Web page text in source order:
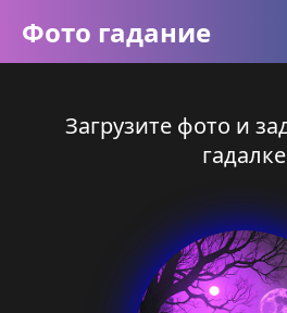
Фото гадание
Загрузите фото и
гадалке